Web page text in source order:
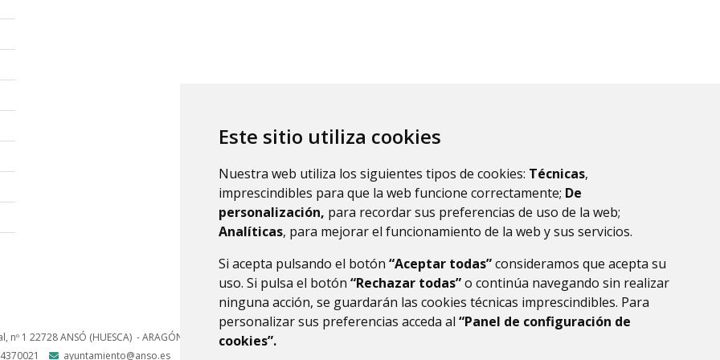
Este sitio utiliza cookies
Nuestra web utiliza los siguientes tipos de cookies: Técnicas,
imprescindibles para que la web funcione correctamente; De
personalización, para recordar sus preferencias de uso de la web;
Analíticas, para mejorar el funcionamiento de la web y sus servicios.
Si acepta pulsando el botón “Aceptar todas”consideramos que acepta su
uso. Si pulsa el botón “Rechazar todas”o continúa navegando sin realizar
ninguna acción, se guardarán las cookies técnicas imprescindibles. Para
personalizar sus preferencias acceda al “Panel de configuración de
cookies”.
nº 1 22728ANSÓ (HUESCA) - ARAGÓN
(ESPAÑA)
ayuntamiento@anso.es